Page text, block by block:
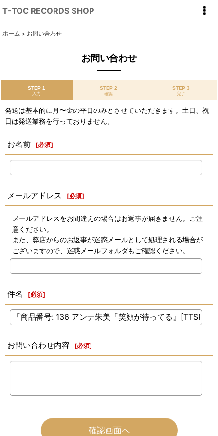
T-TOC RECORDS SHOP
ホーム > お問い合わせ
お問い合わせ
STEP 1
入力
STEP 2
確認
STEP 3
完了
発送は基本的に月〜金の平日のみとさせていただきます。土日、祝
日は発送業務を行っておりません。
お名前 [必須]
メールアドレス [必須]
メールアドレスをお間違えの場合はお返事が届きません。ご注
意ください。
また、弊店からのお返事が迷惑メールとして処理される場合が
ございますので、迷惑メールフォルダもご確認ください。
件名 [必須]
お問い合わせ内容 [必須]
確認画面へ